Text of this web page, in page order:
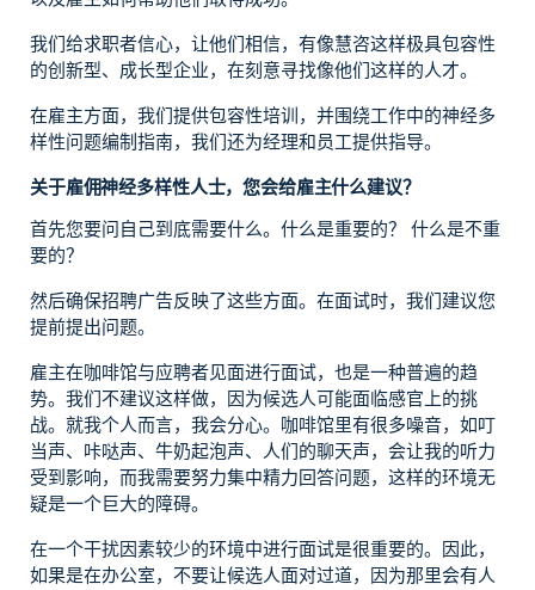
我们给求职者信心，让他们相信，有像慧咨这样极具包容性
的创新型、成长型企业，在刻意寻找像他们这样的人才。
在雇主方面，我们提供包容性培训，并围绕工作中的神经多
样性问题编制指南，我们还为经理和员工提供指导。
关于雇佣神经多样性人士，您会给雇主什么建议？
首先您要问自己到底需要什么。什么是重要的？ 什么是不重
要的？
然后确保招聘广告反映了这些方面。在面试时，我们建议您
提前提出问题。
雇主在咖啡馆与应聘者见面进行面试，也是一种普遍的趋
势。我们不建议这样做，因为候选人可能面临感官上的挑
战。就我个人而言，我会分心。咖啡馆里有很多噪音，如叮
当声、咔哒声、牛奶起泡声、人们的聊天声，会让我的听力
受到影响，而我需要努力集中精力回答问题，这样的环境无
疑是一个巨大的障碍。
在一个干扰因素较少的环境中进行面试是很重要的。因此，
如果是在办公室，不要让候选人面对过道，因为那里会有人